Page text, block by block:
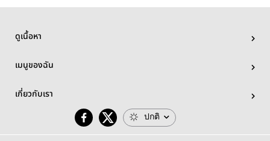
ดูเนื้อหา
เมนูของฉัน
เกี่ยวกับเรา
ปกติ